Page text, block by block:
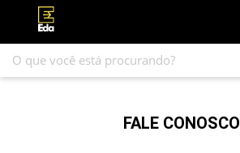
FALE CONOSCO